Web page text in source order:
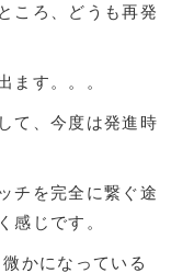
ころ、どうも再発
ます。。。
て、今度は発進時
チを完全に繋ぐ途
感じです。
かになっている